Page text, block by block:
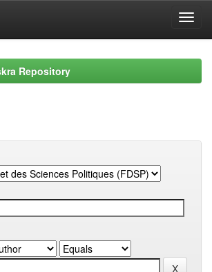
Repository